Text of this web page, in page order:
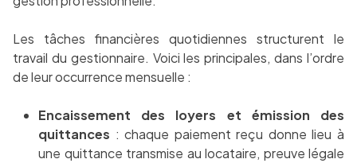
Les tâches financières quotidiennes structurent le
travail du gestionnaire. Voici les principales, dans l’ordre
de leur occurrence mensuelle :
Encaissement des loyers et émission des
quittances : chaque paiement reçu donne lieu à
une quittance transmise au locataire, preuve légale